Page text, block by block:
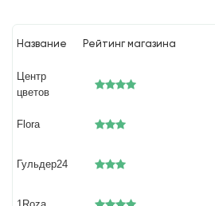
Название Рейтинг магазина
Центр
цветов
Flora
Гульдер24